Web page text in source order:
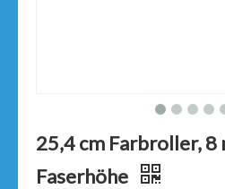
25,4 cm Farbroller, 8
Faserhöhe